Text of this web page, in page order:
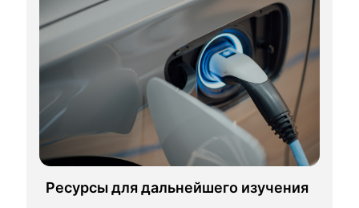
Ресурсы для дальнейшего изучения